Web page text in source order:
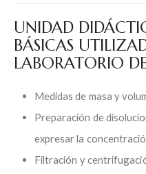
UNIDAD
BÁSICAS
LABORATORIO
Medidas de masa y
Preparación de
expresar la
Filtración y